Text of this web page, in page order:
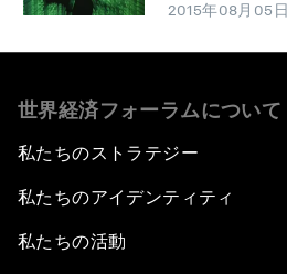
2015年08月05日
世界経済フォーラムについて
私たちのストラテジー
私たちのアイデンティティ
私たちの活動